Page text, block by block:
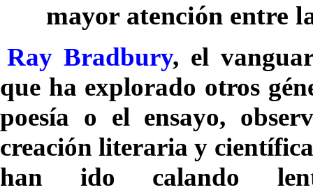
mayor atención entre
Ray Bradbury, el
que ha explorado otros
poesía o el ensayo,
creación literaria y
han ido calando